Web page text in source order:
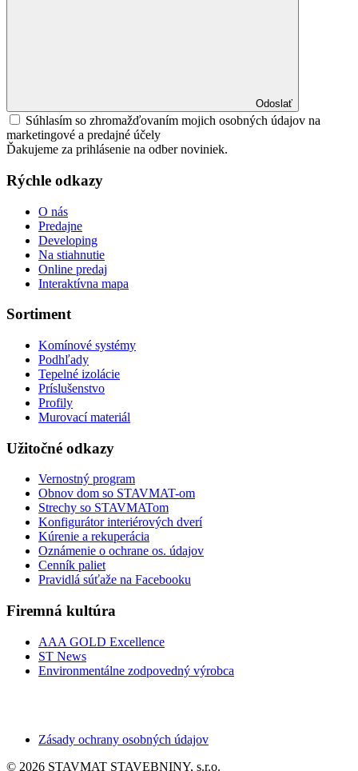
Odoslať
Súhlasím so zhromažďovaním mojich osobných údajov na
marketingové a predajné účely
Ďakujeme za prihlásenie na odber noviniek.
Rýchle odkazy
O nás
Predajne
Developing
Na stiahnutie
Online predaj
Interaktívna mapa
Sortiment
Komínové systémy
Podhľady
Tepelné izolácie
Príslušenstvo
Profily
Murovací materiál
Užitočné odkazy
Vernostný program
Obnov dom so STAVMAT-om
Strechy so STAVMATom
Konfigurátor interiérových dverí
Kúrenie a rekuperácia
Oznámenie o ochrane os. údajov
Cenník paliet
Pravidlá súťaže na Facebooku
Firemná kultúra
AAA GOLD Excellence
ST News
Environmentálne zodpovedný výrobca
Zásady ochrany osobných údajov
© 2026 STAVMAT STAVEBNINY, s.r.o.